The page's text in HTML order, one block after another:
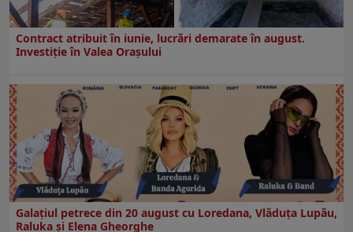
Contract atribuit în iunie, lucrări demarate în august.
Investiţie în Valea Oraşului
Galaţiul petrece din 20 august cu Loredana, Vlăduța Lupău,
Raluka și Elena Gheorghe